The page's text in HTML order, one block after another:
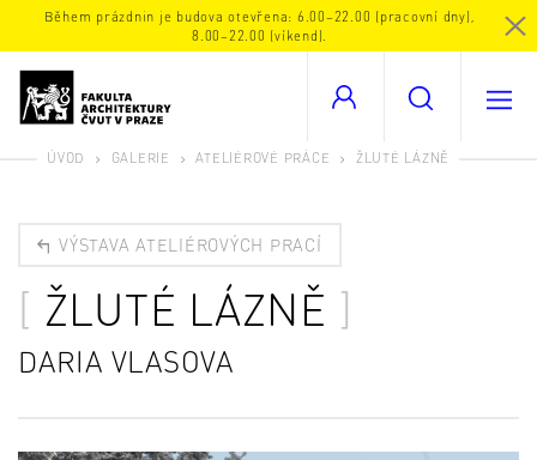
Během prázdnin je budova otevřena: 6.00–22.00 (pracovní dny),
8.00–22.00 (víkend).
ÚVOD GALERIE ATELIÉROVÉ PRÁCE ŽLUTÉ LÁZNĚ
VÝSTAVA ATELIÉROVÝCH PRACÍ
ŽLUTÉ LÁZNĚ
DARIA VLASOVA